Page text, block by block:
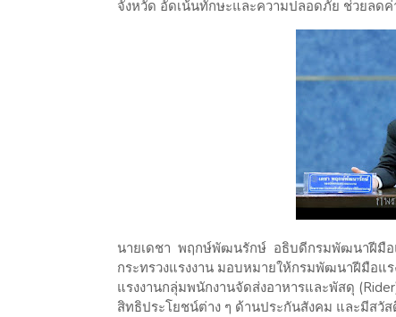
จังหวัด อัดเน้นทักษะและความปลอดภัย ช่วยลด
นายเดชา พฤกษ์พัฒนรักษ์ อธิบดีกรมพัฒนาฝีมือแ
กระทรวงแรงงาน มอบหมายให้กรมพัฒนาฝีมือแ
แรงงานกลุ่มพนักงานจัดส่งอาหารและพัสดุ
สิทธิประโยชน์ต่าง ๆ ด้านประกันสังคม และมีสวั